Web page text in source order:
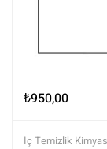
₺950,00
İç Temizlik